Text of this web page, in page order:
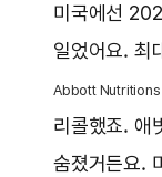
미국에선
일었어요. 최
Abbott Nutritions
리콜했죠. 애
숨졌거든요.